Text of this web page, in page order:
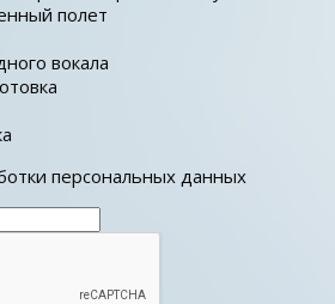
полет
вокала
персональных данных